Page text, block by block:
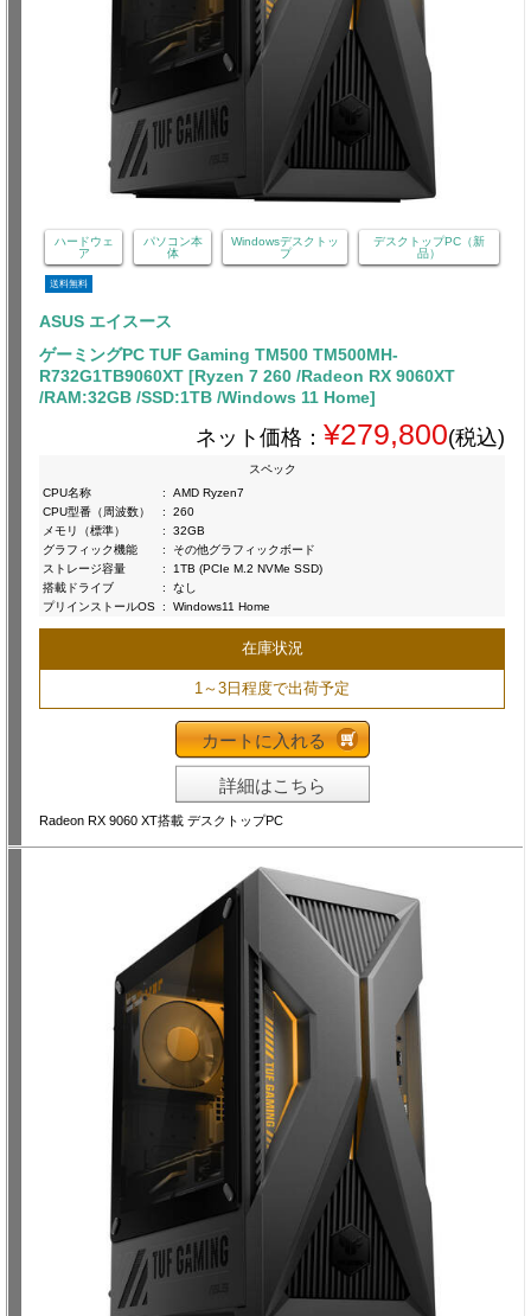
ハードウェ
ア
パソコン本
体
Windowsデスクトッ
プ
デスクトップPC（新
品）
送料無料
ASUS エイスース
ゲーミングPC TUF Gaming TM500 TM500MH-
R732G1TB9060XT [Ryzen 7 260 /Radeon RX 9060XT
/RAM:32GB /SSD:1TB /Windows 11 Home]
ネット価格： ¥279,800(税込)
スペック
CPU名称
:
AMD Ryzen7
CPU型番（周波数）
:
260
メモリ（標準）
:
32GB
グラフィック機能
:
その他グラフィックボード
ストレージ容量
:
1TB (PCIe M.2 NVMe SSD)
搭載ドライブ
:
なし
プリインストールOS : Windows11 Home
在庫状況
1～3日程度で出荷予定
カートに入れる
詳細はこちら
Radeon RX 9060 XT搭載 デスクトップPC